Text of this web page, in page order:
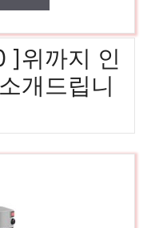
]위까지 인
개드립니